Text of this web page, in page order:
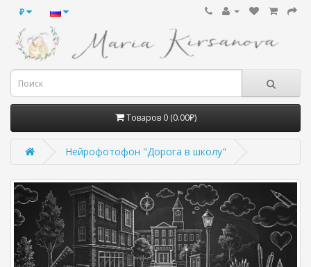
₽
Товаров 0 (0.00₽)
Нейрофотофон "Дорога в школу"